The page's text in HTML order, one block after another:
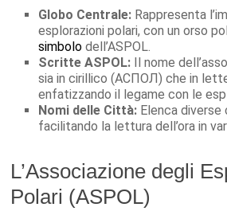
Globo Centrale: Rappresenta
esplorazioni polari, con un orso
simbolo dell’ASPOL.
Scritte ASPOL: Il nome
sia in cirillico (АСПОЛ) che in
enfatizzando il legame con le
Nomi delle Città: Elenca
facilitando la lettura dell’ora in
L’Associazione degli
Polari (ASPOL)